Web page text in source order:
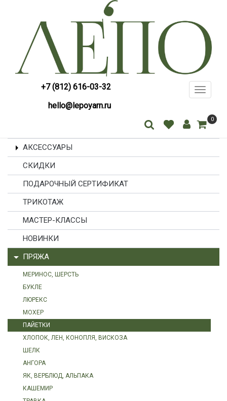
+7 (812) 616-03-32
hello@lepoyarn.ru
Toggle
0
АКСЕССУАРЫ
СКИДКИ
ПОДАРОЧНЫЙ СЕРТИФИКАТ
ТРИКОТАЖ
МАСТЕР-КЛАССЫ
НОВИНКИ
ПРЯЖА
МЕРИНОС, ШЕРСТЬ
БУКЛЕ
ЛЮРЕКС
МОХЕР
ПАЙЕТКИ
ХЛОПОК, ЛЕН, КОНОПЛЯ, ВИСКОЗА
ШЕЛК
АНГОРА
ЯК, ВЕРБЛЮД, АЛЬПАКА
КАШЕМИР